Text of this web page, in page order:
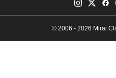
© 2006 - 2026 Mirai